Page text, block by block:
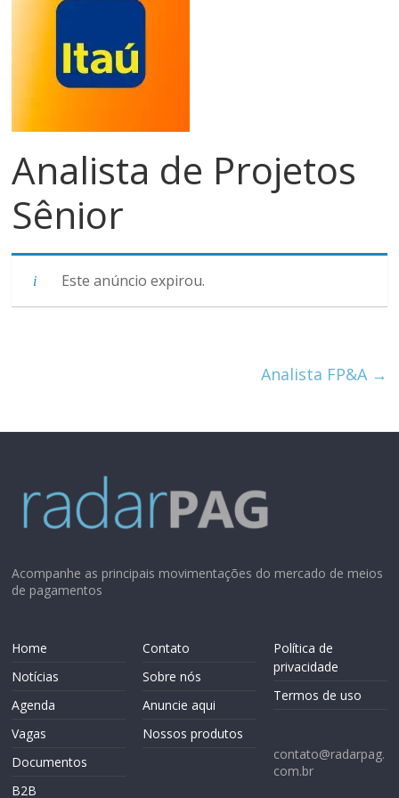
pagamentos
Analista de Projetos
Sênior
Este anúncio expirou.
Analista FP&A →
Acompanhe as principais movimentações do mercado de meios
de pagamentos
Home
Notícias
Agenda
Vagas
Documentos
B2B
Contato
Sobre nós
Anuncie aqui
Nossos produtos
Política de
privacidade
Termos de uso
contato@radarpag.
com.br